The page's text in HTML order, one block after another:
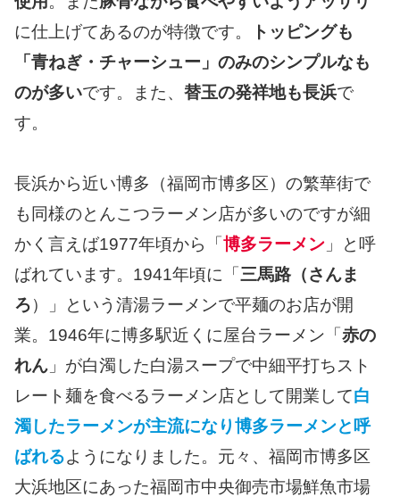
に仕上げてあるのが特徴です。
トッピングも
「青ねぎ・チャーシュー」のみのシンプルなも
のが多いです。また、 替玉の発祥地も長浜で
す。
長浜から近い博多（福岡市博多区）の繁華街で
も同様のとんこつラーメン店が多いのですが細
かく言えば1977年頃から「博多ラーメン 」と呼
ばれています。1941年頃に「三馬路（さんま
ろ）」という清湯ラーメンで平麺のお店が開
業。1946年に博多駅近くに屋台ラーメン「赤の
れん 」が白濁した白湯スープで中細平打ちスト
レート麺を食べるラーメン店として開業して白
濁したラーメンが主流になり博多ラーメンと呼
ばれるようになりました。元々、福岡市博多区
大浜地区にあった福岡市中央御売市場鮮魚市場